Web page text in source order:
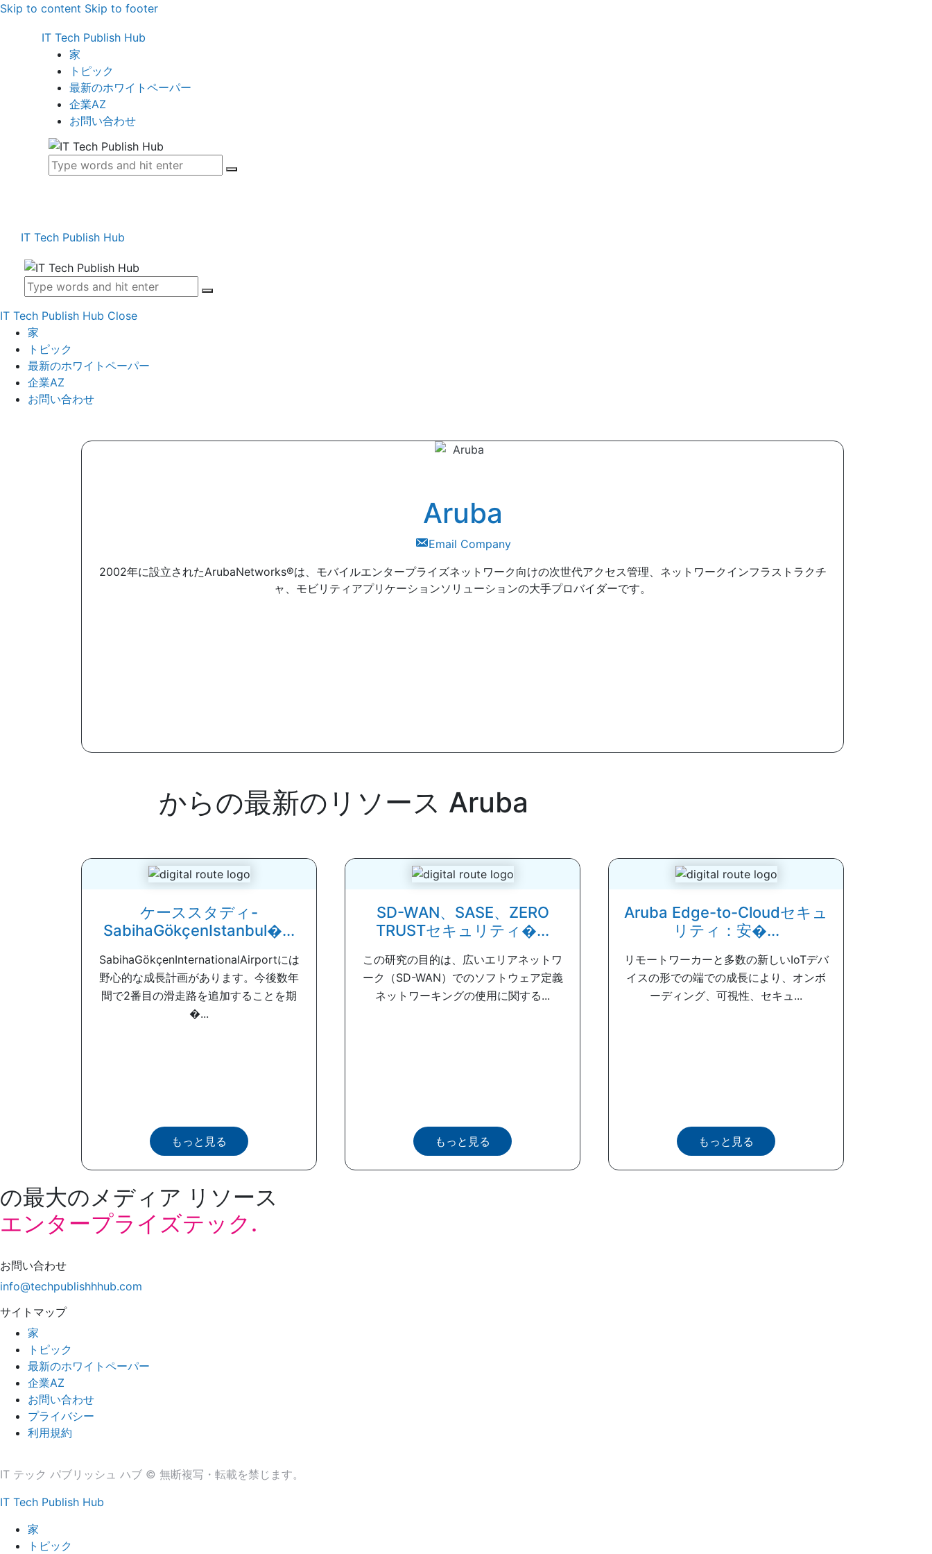
Skip to content Skip to footer
IT Tech Publish Hub
家
トピック
最新のホワイトペーパー
企業AZ
お問い合わせ
IT Tech Publish Hub
IT Tech Publish Hub Close
家
トピック
最新のホワイトペーパー
企業AZ
お問い合わせ
Aruba
Email Company
2002年に設立されたArubaNetworks®は、モバイルエンタープライズネットワーク向けの次世代アクセス管理、ネットワークインフラストラクチ
ャ、モビリティアプリケーションソリューションの大手プロバイダーです。
からの最新のリソース Aruba
ケーススタディ-
SabihaGökçenIstanbul�...
SabihaGökçenInternationalAirportには
野心的な成長計画があります。今後数年
間で2番目の滑走路を追加することを期
�...
もっと見る
SD-WAN、SASE、ZERO
TRUSTセキュリティ�...
この研究の目的は、広いエリアネットワ
ーク（SD-WAN）でのソフトウェア定義
ネットワーキングの使用に関する...
もっと見る
Aruba Edge-to-Cloudセキュ
リティ：安�...
リモートワーカーと多数の新しいIoTデバ
イスの形での端での成長により、オンボ
ーディング、可視性、セキュ...
もっと見る
の最大のメディア リソース
エンタープライズテック.
お問い合わせ
info@techpublishhhub.com
サイトマップ
家
トピック
最新のホワイトペーパー
企業AZ
お問い合わせ
プライバシー
利用規約
IT テック パブリッシュ ハブ © 無断複写・転載を禁じます。
IT Tech Publish Hub
家
トピック